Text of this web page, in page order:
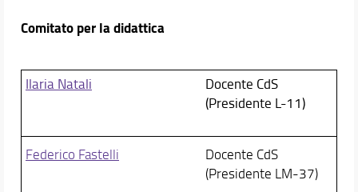
Comitato per la didattica
Ilaria Natali
Docente CdS
(Presidente L-11)
Federico Fastelli
Docente CdS
(Presidente LM-37)